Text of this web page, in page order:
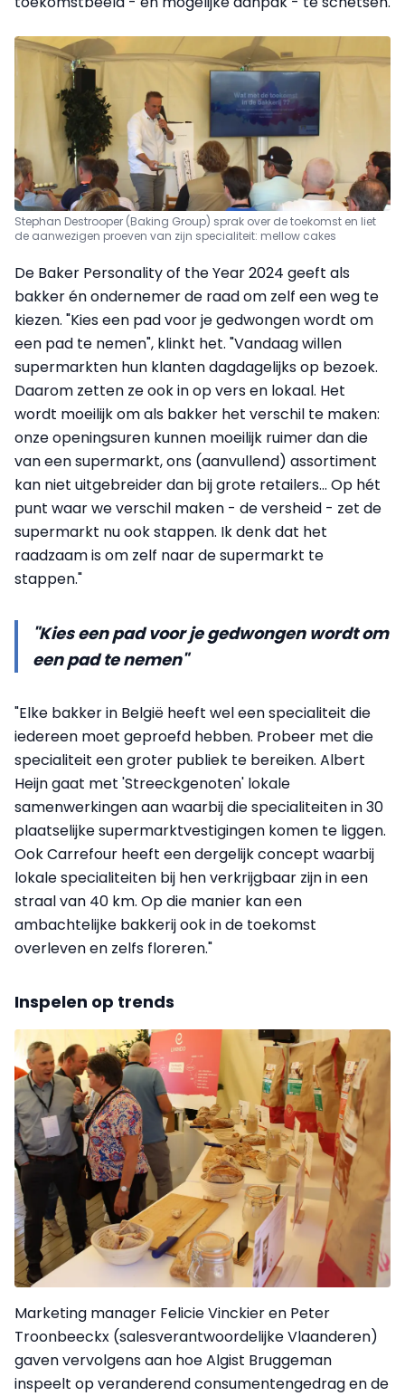
Stephan Destrooper (Baking Group) sprak over de toekomst en liet
de aanwezigen proeven van zijn specialiteit: mellow cakes
De Baker Personality of the Year 2024 geeft als
bakker én ondernemer de raad om zelf een weg te
kiezen. "Kies een pad voor je gedwongen wordt om
een pad te nemen", klinkt het. "Vandaag willen
supermarkten hun klanten dagdagelijks op bezoek.
Daarom zetten ze ook in op vers en lokaal. Het
wordt moeilijk om als bakker het verschil te maken:
onze openingsuren kunnen moeilijk ruimer dan die
van een supermarkt, ons (aanvullend) assortiment
kan niet uitgebreider dan bij grote retailers... Op hét
punt waar we verschil maken - de versheid - zet de
supermarkt nu ook stappen. Ik denk dat het
raadzaam is om zelf naar de supermarkt te
stappen."
"Kies een pad voor je gedwongen wordt om
een pad te nemen"
"Elke bakker in België heeft wel een specialiteit die
iedereen moet geproefd hebben. Probeer met die
specialiteit een groter publiek te bereiken. Albert
Heijn gaat met 'Streeckgenoten' lokale
samenwerkingen aan waarbij die specialiteiten in 30
plaatselijke supermarktvestigingen komen te liggen.
Ook Carrefour heeft een dergelijk concept waarbij
lokale specialiteiten bij hen verkrijgbaar zijn in een
straal van 40 km. Op die manier kan een
ambachtelijke bakkerij ook in de toekomst
overleven en zelfs floreren."
Inspelen op trends
Marketing manager Felicie Vinckier en Peter
Troonbeeckx (salesverantwoordelijke Vlaanderen)
gaven vervolgens aan hoe Algist Bruggeman
inspeelt op veranderend consumentengedrag en de